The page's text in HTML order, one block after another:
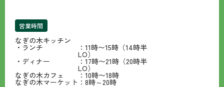
営業時間
なぎの木キッチン
・ランチ ：11時〜15時（14時半
LO）
・ディナー ：17時〜21時（20時半
LO）
なぎの木カフェ ：10時〜18時
なぎの木マーケット ：8時～20時